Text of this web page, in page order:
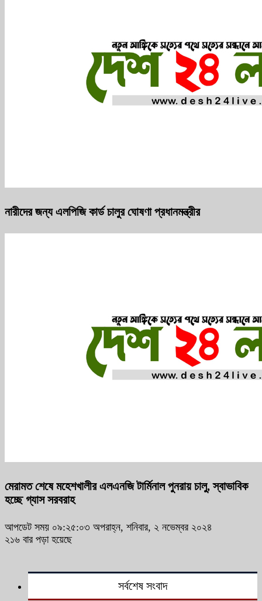
নারীদের জন্য এলপিজি কার্ড চালুর ঘোষণা প্রধানমন্ত্রীর
মেরামত শেষে মহেশখালীর এলএনজি টার্মিনাল পুনরায় চালু, স্বাভাবিক
হচ্ছে গ্যাস সরবরাহ
আপডেট সময় ০৯:২৫:০৩ অপরাহ্ন, শনিবার, ২ নভেম্বর ২০২৪
২১৬ বার পড়া হয়েছে
সর্বশেষ সংবাদ